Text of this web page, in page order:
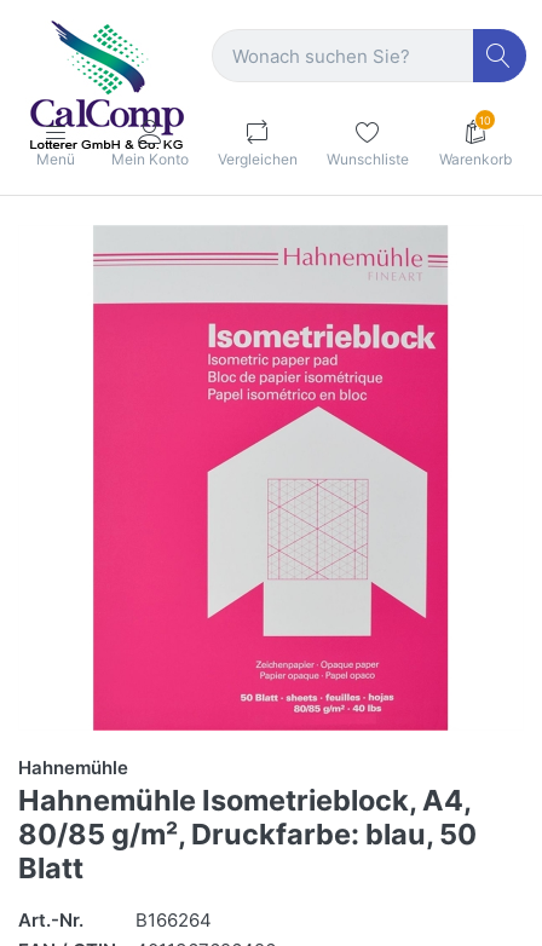
Menü Mein Konto Vergleichen Wunschliste
10
Warenkorb
Hahnemühle
Hahnemühle Isometrieblock, A4,
80/85 g/m², Druckfarbe: blau, 50
Blatt
Art.-Nr.
B166264